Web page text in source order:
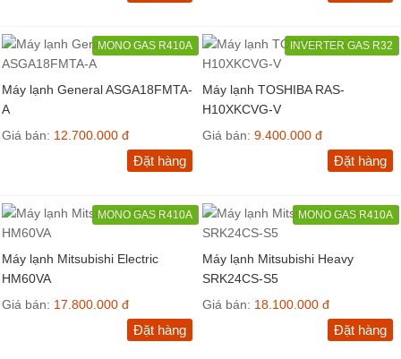
MONO GAS R410A
Máy lạnh General ASGA18FMTA-
A
Giá bán: 12.700.000 đ
Đặt hàng
INVERTER GAS R32
Máy lạnh TOSHIBA RAS-
H10XKCVG-V
Giá bán: 9.400.000 đ
Đặt hàng
MONO GAS R410A
Máy lạnh Mitsubishi Electric
HM60VA
Giá bán: 17.800.000 đ
Đặt hàng
MONO GAS R410A
Máy lạnh Mitsubishi Heavy
SRK24CS-S5
Giá bán: 18.100.000 đ
Đặt hàng